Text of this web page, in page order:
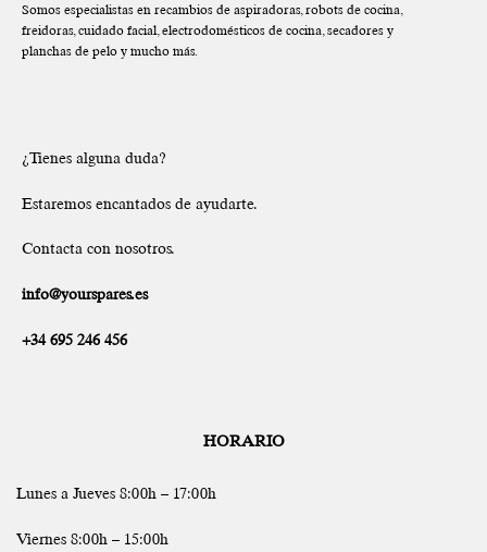
Somos especialistas en recambios de aspiradoras, robots de cocina,
freidoras, cuidado facial, electrodomésticos de cocina, secadores y
planchas de pelo y mucho más.
¿Tienes alguna duda?
Estaremos encantados de ayudarte.
Contacta con nosotros.
info@yourspares.es
+34 695 246 456
HORARIO
Lunes a Jueves 8:00h – 17:00h
Viernes 8:00h – 15:00h